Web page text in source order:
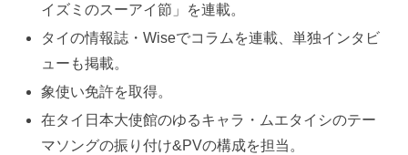
イズミのスーアイ節」を連載。
タイの情報誌・Wiseでコラムを連載、単独インタビ
ューも掲載。
象使い免許を取得。
在タイ日本大使館のゆるキャラ・ムエタイシのテー
マソングの振り付け&PVの構成を担当。